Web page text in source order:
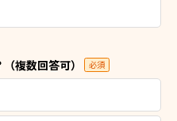
複数回答可） 必須